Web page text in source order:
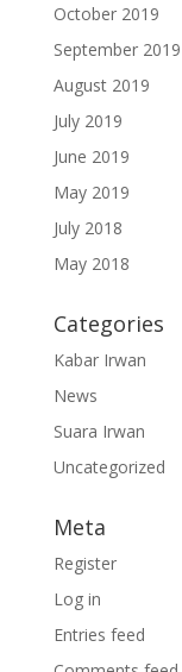
October 2019
September 2019
August 2019
July 2019
June 2019
May 2019
July 2018
May 2018
Categories
Kabar Irwan
News
Suara Irwan
Uncategorized
Meta
Register
Log in
Entries feed